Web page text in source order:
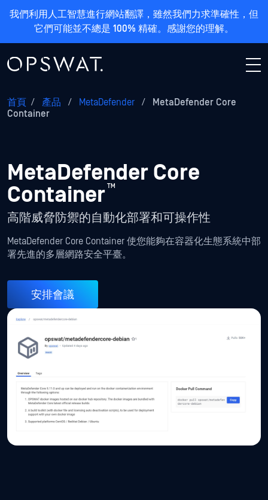
我們利用人工智慧進行網站翻譯，雖然我們力求準確性，但
它們可能並不總是 100% 精確。感謝您的理解。
首頁 / 產品 / MetaDefender /
MetaDefender Core
Container
MetaDefender Core
Container™
高階威脅防禦的自動化部署和可操作性
MetaDefender Core Container 使您能夠在容器化生態系統中部
署先進的多層網路安全平臺。
安排會議